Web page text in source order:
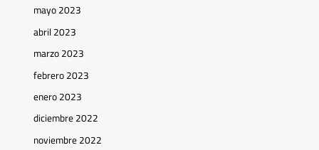
mayo 2023
abril 2023
marzo 2023
febrero 2023
enero 2023
diciembre 2022
noviembre 2022